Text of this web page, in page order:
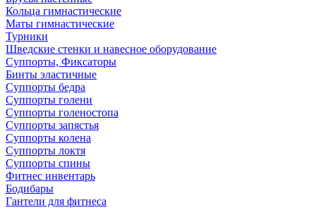
Кольца гимнастические
Маты гимнастические
Турники
Шведские стенки и навесное оборудование
Суппорты, Фиксаторы
Бинты эластичные
Суппорты бедра
Суппорты голени
Суппорты голеностопа
Суппорты запястья
Суппорты колена
Суппорты локтя
Суппорты спины
Фитнес инвентарь
Бодибары
Гантели для фитнеса